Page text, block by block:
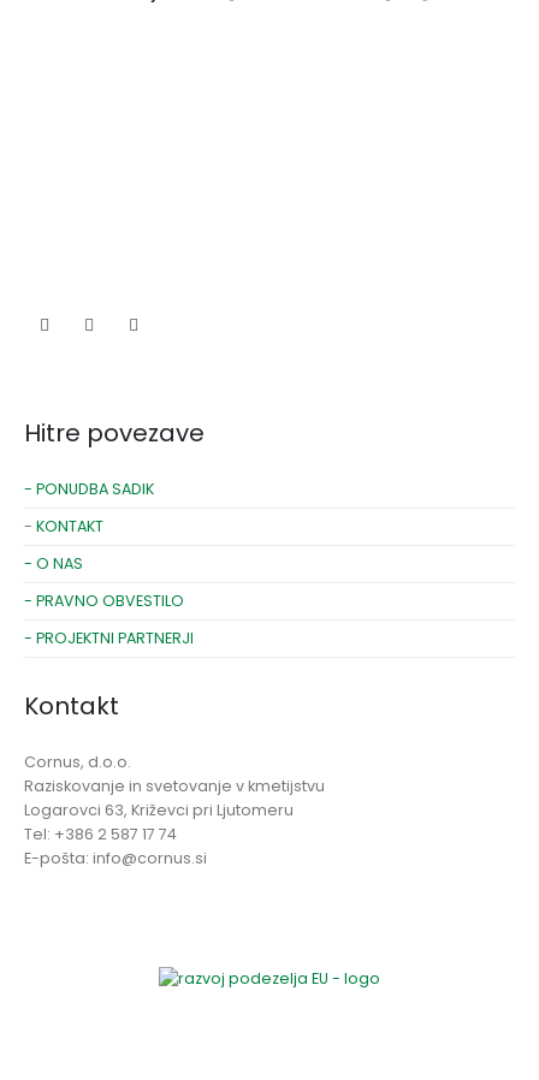
Hitre povezave
- PONUDBA SADIK
- KONTAKT
- O NAS
- PRAVNO OBVESTILO
- PROJEKTNI PARTNERJI
Kontakt
Cornus, d.o.o.
Raziskovanje in svetovanje v kmetijstvu
Logarovci 63, Križevci pri Ljutomeru
Tel: +386 2 587 17 74
E-pošta: info@cornus.si